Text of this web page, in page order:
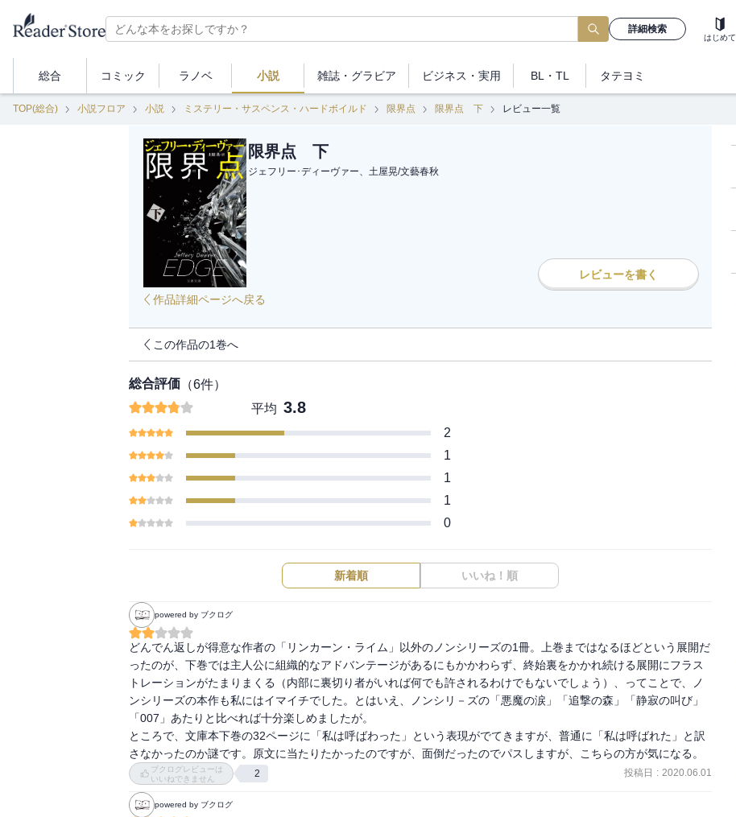
詳細検索
はじめて
総合 コミック ラノベ 小説 雑誌・ グラビア ビジネス ・実用 BL・TL タテヨミ
TOP(総合) 小説フロア 小説 ミステリー・サスペンス・ハードボイルド 限界点 限界点 下 レビュー一覧
限界点 下
ジェフリー･ディーヴァー、土屋晃/文藝春秋
レビューを書く
作品詳細ページへ戻る
この作品の1巻へ
総合評価 （6件）
平均 3.8
2
1
1
1
0
新着順 いいね！順
powered by ブクログ
どんでん返しが得意な作者の「リンカーン・ライム」以外のノンシリーズの1冊。上巻まではなるほどという展開だ
ったのが、下巻では主人公に組織的なアドバンテージがあるにもかかわらず、終始裏をかかれ続ける展開にフラス
トレーションがたまりまくる（内部に裏切り者がいれば何でも許されるわけでもないでしょう）、ってことで、ノ
ンシリーズの本作も私にはイマイチでした。とはいえ、ノンシリ－ズの「悪魔の涙」「追撃の森」「静寂の叫び」
「007」あたりと比べれば十分楽しめましたが。
ところで、文庫本下巻の32ページに「私は呼ばわった」という表現がでてきますが、普通に「私は呼ばれた」と訳
さなかったのか謎です。原文に当たりたかったのですが、面倒だったのでパスしますが、こちらの方が気になる。
ブクログレビューは
いいねできません
2 投稿日 : 2020.06.01
powered by ブクログ